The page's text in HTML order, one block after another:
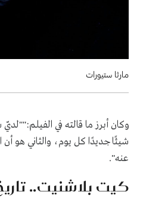
مارثا ستيورات
وكان أبرز ما قالته في
شيئًا جديدًا كل يوم، والثاني هو أن
عنه".
كيت بلاشنيت..